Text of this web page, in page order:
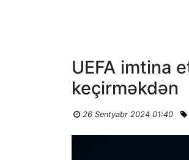
UEFA imtina
keçirməkdən
26 Sentyabr 2024 01:40